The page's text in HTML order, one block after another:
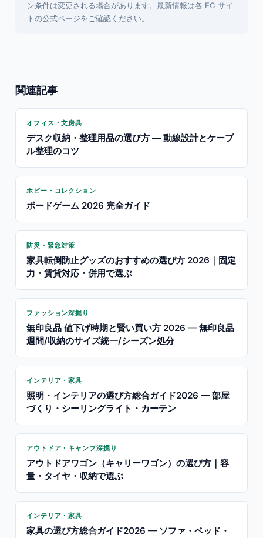
ン条件は変更される場合があります。最新情報は各 EC サイ
トの公式ページをご確認ください。
関連記事
オフィス・文房具
デスク収納・整理用品の選び方 — 動線設計とケーブ
ル整理のコツ
ホビー・コレクション
ボードゲーム 2026 完全ガイド
防災・緊急対策
家具転倒防止グッズのおすすめの選び方 2026｜固定
力・賃貸対応・併用で選ぶ
ファッション深掘り
無印良品 値下げ時期と賢い買い方 2026 — 無印良品
週間/収納のサイズ統一/シーズン処分
インテリア・家具
照明・インテリアの選び方総合ガイド2026 — 部屋
づくり・シーリングライト・カーテン
アウトドア・キャンプ深掘り
アウトドアワゴン（キャリーワゴン）の選び方｜容
量・タイヤ・収納で選ぶ
インテリア・家具
家具の選び方総合ガイド2026 — ソファ・ベッド・